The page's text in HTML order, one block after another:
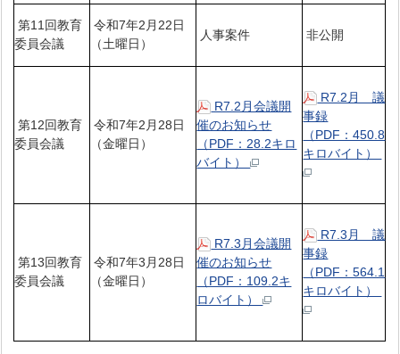
第11回教育
委員会議
令和7年2月22日
（土曜日）
人事案件 非公開
第12回教育
委員会議
令和7年2月28日
（金曜日）
R7.2月会議開
催のお知らせ
（PDF：28.2キロ
バイト）
R7.2月 議
事録
（PDF：450.8
キロバイト）
第13回教育
委員会議
令和7年3月28日
（金曜日）
R7.3月会議開
催のお知らせ
（PDF：109.2キ
ロバイト）
R7.3月 議
事録
（PDF：564.1
キロバイト）